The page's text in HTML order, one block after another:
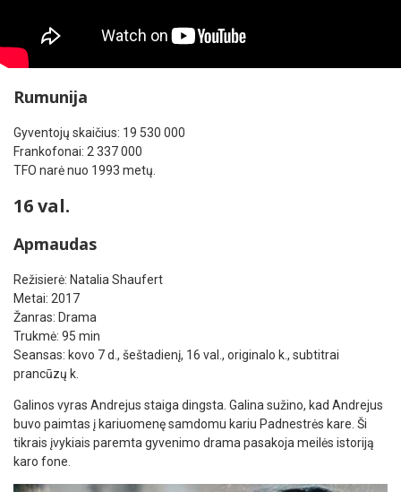
Rumunija
Gyventojų skaičius: 19 530 000
Frankofonai: 2 337 000
TFO narė nuo 1993 metų.
16 val.
Apmaudas
Režisierė: Natalia Shaufert
Metai: 2017
Žanras: Drama
Trukmė: 95 min
Seansas: kovo 7 d., šeštadienį, 16 val., originalo k., subtitrai
prancūzų k.
Galinos vyras Andrejus staiga dingsta. Galina sužino, kad Andrejus
buvo paimtas į kariuomenę samdomu kariu Padnestrės kare. Ši
tikrais įvykiais paremta gyvenimo drama pasakoja meilės istoriją
karo fone.